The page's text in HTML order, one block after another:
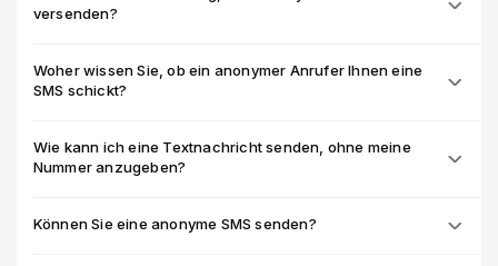
versenden?
Woher wissen Sie, ob ein anonymer Anrufer Ihnen eine
SMS schickt?
Wie kann ich eine Textnachricht senden, ohne meine
Nummer anzugeben?
Können Sie eine anonyme SMS senden?